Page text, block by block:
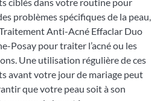
problèmes spécifiques de la peau,
Anti-Acné Effaclar Duo
Posay pour traiter l’acné ou les
Une utilisation régulière de ces
avant votre jour de mariage peut
que votre peau soit à son